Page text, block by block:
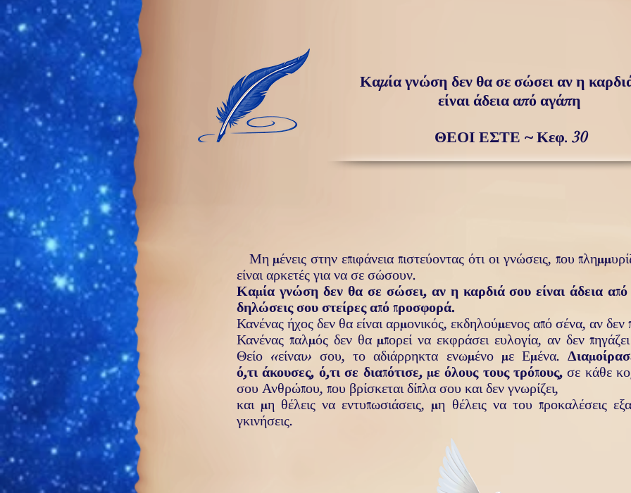
Καμία γνώση δεν θα σε σώσει αν η
είναι άδεια από αγάπη
ΘΕΟΙ ΕΣΤΕ ~ Κεφ. 30
Μη μένεις στην επιφάνεια πιστεύον­τας ότι οι γνώσεις, που
είναι αρ­κετές για να σε σώσουν.
Καμία γνώση δεν θα σε σώσει, αν η καρδιά σου είναι άδεια
δηλώσεις σου στείρες από προσφορά.
Κανένας ήχος δεν θα είναιαρ­μο­νικός, εκ­δηλούμενος από σένα, αν δεν
Κανένας παλμός δεν θα μπορεί να εκ­φράσει ευλογία, αν δεν
Θείο «είναι» σου,το αδιάρ­ρηκτα ενωμένο με Εμένα.
ό,τιάκουσες, ό,τι σε διαπότισε, με όλους τους τρόπους,σε κάθε
σου Ανθρώπου, που βρίσκεται δίπλα σου και δεν γνωρίζει,
και μη θέλεις να εν­τυπωσιά­σεις, μη θέλεις να του προκαλέσεις
γκινήσεις.